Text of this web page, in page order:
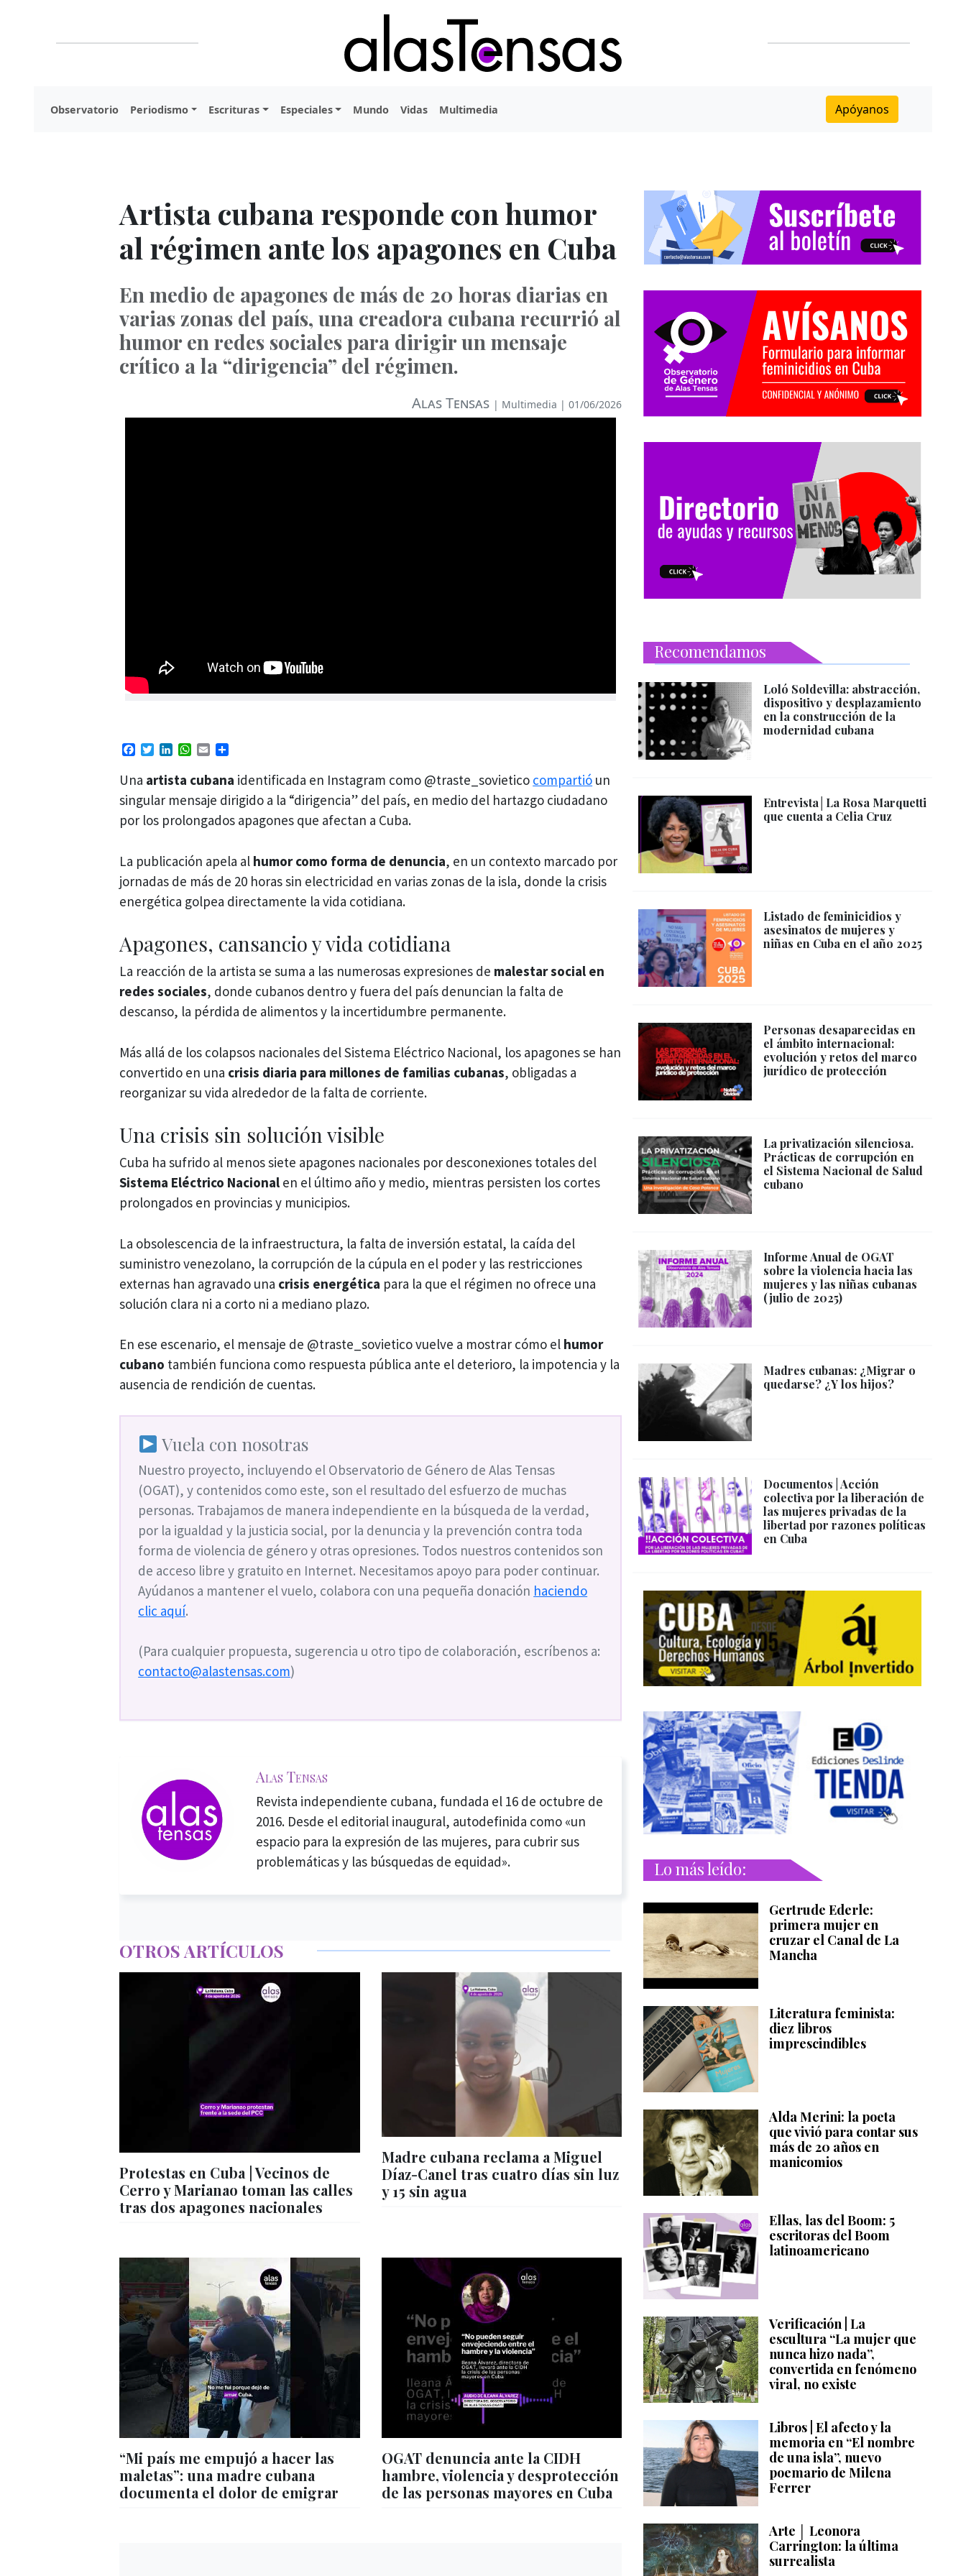
Observatorio Periodismo Escrituras Especiales Mundo Vidas Multimedia Apóyanos
Artista cubana responde con humor
al régimen ante los apagones en Cuba
En medio de apagones de más de 20 horas diarias en
varias zonas del país, una creadora cubana recurrió al
humor en redes sociales para dirigir un mensaje
crítico a la “dirigencia” del régimen.
Alas Tensas | Multimedia | 01/06/2026
Facebook
TwitterLinkedIn
WhatsApp
Email
Una artista cubana identificada en Instagram como @traste_sovietico compartió un
singular mensaje dirigido a la “dirigencia” del país, en medio del hartazgo ciudadano
por los prolongados apagones que afectan a Cuba.
La publicación apela al humor como forma de denuncia, en un contexto marcado por
jornadas de más de 20 horas sin electricidad en varias zonas de la isla, donde la crisis
energética golpea directamente la vida cotidiana.
Apagones, cansancio y vida cotidiana
La reacción de la artista se suma a las numerosas expresiones de malestar social en
redes sociales, donde cubanos dentro y fuera del país denuncian la falta de
descanso, la pérdida de alimentos y la incertidumbre permanente.
Más allá de los colapsos nacionales del Sistema Eléctrico Nacional, los apagones se han
convertido en una crisis diaria para millones de familias cubanas, obligadas a
reorganizar su vida alrededor de la falta de corriente.
Una crisis sin solución visible
Cuba ha sufrido al menos siete apagones nacionales por desconexiones totales del
Sistema Eléctrico Nacional en el último año y medio, mientras persisten los cortes
prolongados en provincias y municipios.
La obsolescencia de la infraestructura, la falta de inversión estatal, la caída del
suministro venezolano, la corrupción de la cúpula en el poder y las restricciones
externas han agravado una crisis energética para la que el régimen no ofrece una
solución clara ni a corto ni a mediano plazo.
En ese escenario, el mensaje de @traste_sovietico vuelve a mostrar cómo el humor
cubano también funciona como respuesta pública ante el deterioro, la impotencia y la
ausencia de rendición de cuentas.
Vuela con nosotras
Nuestro proyecto, incluyendo el Observatorio de Género de Alas Tensas
(OGAT), y contenidos como este, son el resultado del esfuerzo de muchas
personas. Trabajamos de manera independiente en la búsqueda de la verdad,
por la igualdad y la justicia social, por la denuncia y la prevención contra toda
forma de violencia de género y otras opresiones. Todos nuestros contenidos son
de acceso libre y gratuito en Internet. Necesitamos apoyo para poder continuar.
Ayúdanos a mantener el vuelo, colabora con una pequeña donación haciendo
clic aquí.
(Para cualquier propuesta, sugerencia u otro tipo de colaboración, escríbenos a:
contacto@alastensas.com)
Alas Tensas
Revista independiente cubana, fundada el 16 de octubre de
2016. Desde el editorial inaugural, autodefinida como «un
espacio para la expresión de las mujeres, para cubrir sus
problemáticas y las búsquedas de equidad».
OTROS ARTÍCULOS
Protestas en Cuba | Vecinos de
Cerro y Marianao toman las calles
tras dos apagones nacionales
Madre cubana reclama a Miguel
Díaz-Canel tras cuatro días sin luz
y 15 sin agua
“Mi país me empujó a hacer las
maletas”: una madre cubana
documenta el dolor de emigrar
OGAT denuncia ante la CIDH
hambre, violencia y desprotección
de las personas mayores en Cuba
Recomendamos
Loló Soldevilla: abstracción,
dispositivo y desplazamiento
en la construcción de la
modernidad cubana
Entrevista│La Rosa Marquetti
que cuenta a Celia Cruz
Listado de feminicidios y
asesinatos de mujeres y
niñas en Cuba en el año 2025
Personas desaparecidas en
el ámbito internacional:
evolución y retos del marco
jurídico de protección
La privatización silenciosa.
Prácticas de corrupción en
el Sistema Nacional de Salud
cubano
Informe Anual de OGAT
sobre la violencia hacia las
mujeres y las niñas cubanas
(julio de 2025)
Madres cubanas: ¿Migrar o
quedarse? ¿Y los hijos?
Documentos | Acción
colectiva por la liberación de
las mujeres privadas de la
libertad por razones políticas
en Cuba
Lo más leído:
Gertrude Ederle:
primera mujer en
cruzar el Canal de La
Mancha
Literatura feminista:
diez libros
imprescindibles
Alda Merini: la poeta
que vivió para contar sus
más de 20 años en
manicomios
Ellas, las del Boom: 5
escritoras del Boom
latinoamericano
Verificación | La
escultura “La mujer que
nunca hizo nada”,
convertida en fenómeno
viral, no existe
Libros | El afecto y la
memoria en “El nombre
de una isla”, nuevo
poemario de Milena
Ferrer
Arte │ Leonora
Carrington: la última
surrealista